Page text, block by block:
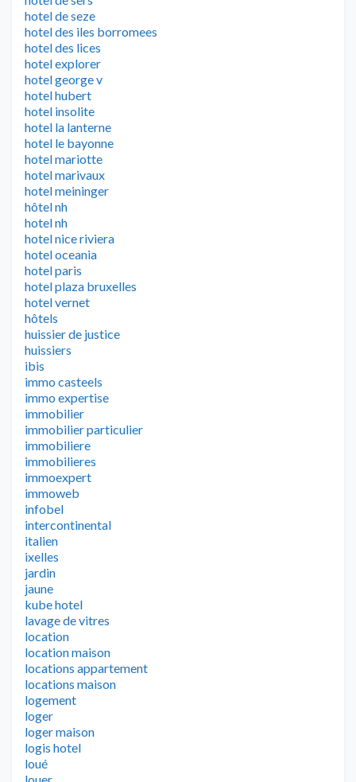
hotel de seze
hotel des iles borromees
hotel des lices
hotel explorer
hotel george v
hotel hubert
hotel insolite
hotel la lanterne
hotel le bayonne
hotel mariotte
hotel marivaux
hotel meininger
hôtel nh
hotel nh
hotel nice riviera
hotel oceania
hotel paris
hotel plaza bruxelles
hotel vernet
hôtels
huissier de justice
huissiers
ibis
immo casteels
immo expertise
immobilier
immobilier particulier
immobiliere
immobilieres
immoexpert
immoweb
infobel
intercontinental
italien
ixelles
jardin
jaune
kube hotel
lavage de vitres
location
location maison
locations appartement
locations maison
logement
loger
loger maison
logis hotel
loué